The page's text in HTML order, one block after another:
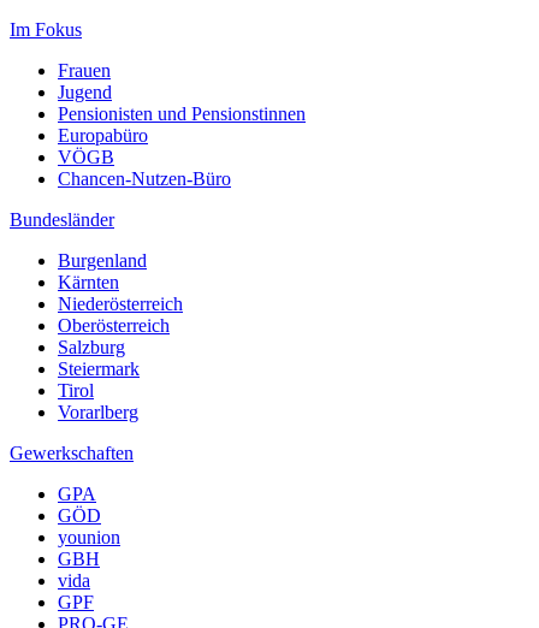
Im Fokus
Frauen
Jugend
Pensionisten und Pensionstinnen
Europabüro
VÖGB
Chancen-Nutzen-Büro
Bundesländer
Burgenland
Kärnten
Niederösterreich
Oberösterreich
Salzburg
Steiermark
Tirol
Vorarlberg
Gewerkschaften
GPA
GÖD
younion
GBH
vida
GPF
PRO-GE